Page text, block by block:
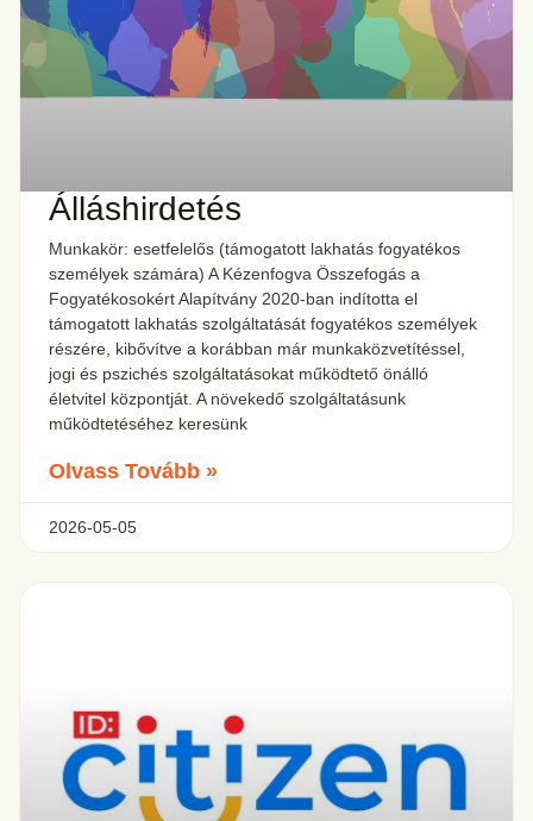
Álláshirdetés
Munkakör: esetfelelős (támogatott lakhatás fogyatékos
személyek számára) A Kézenfogva Összefogás a
Fogyatékosokért Alapítvány 2020-ban indította el
támogatott lakhatás szolgáltatását fogyatékos személyek
részére, kibővítve a korábban már munkaközvetítéssel,
jogi és pszichés szolgáltatásokat működtető önálló
életvitel központját. A növekedő szolgáltatásunk
működtetéséhez keresünk
Olvass Tovább »
2026-05-05